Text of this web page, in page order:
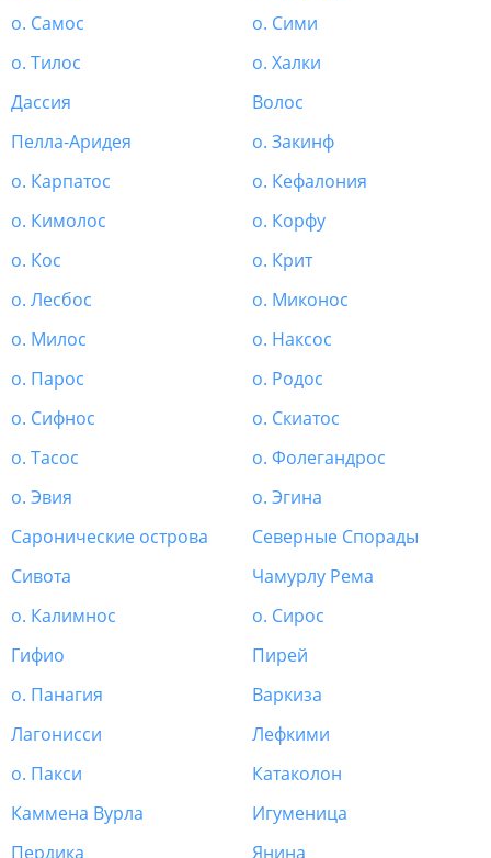
о. Самос
о. Сими
о. Тилос
о. Халки
Дассия
Волос
Пелла-Аридея
о. Закинф
о. Карпатос
о. Кефалония
о. Кимолос
о. Корфу
о. Кос
о. Крит
о. Лесбос
о. Миконос
о. Милос
о. Наксос
о. Парос
о. Родос
о. Сифнос
о. Скиатос
о. Тасос
о. Фолегандрос
о. Эвия
о. Эгина
Саронические острова
Северные Спорады
Сивота
Чамурлу Рема
о. Калимнос
о. Сирос
Гифио
Пирей
о. Панагия
Варкиза
Лагонисси
Лефкими
о. Пакси
Катаколон
Каммена Вурла
Игуменица
Пердика
Янина